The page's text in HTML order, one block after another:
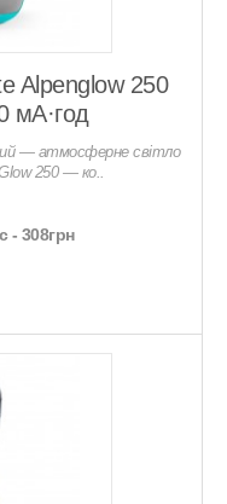
Alpenglow 250
мА·год
— атмосферне світло
250 — ко..
- 308грн